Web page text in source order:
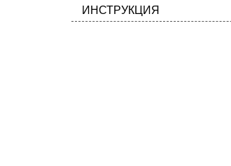
ИНСТРУКЦИЯ